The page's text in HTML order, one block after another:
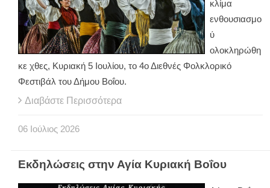
κλίμα
ενθουσιασμο
ύ
ολοκληρώθη
κε χθες, Κυριακή 5 Ιουλίου, το 4ο Διεθνές Φολκλορικό
Φεστιβάλ του Δήμου Βοΐου.
Διαβάστε Περισσότερα
06 Ιούλιος 2026
Εκδηλώσεις στην Αγία Κυριακή Βοΐου